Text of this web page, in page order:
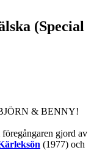
(Special
& BENNY!
gjord av
(1977) och